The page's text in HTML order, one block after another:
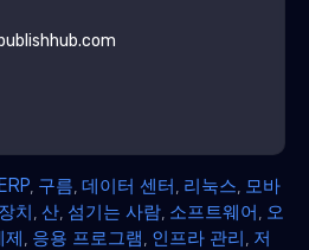
구름 데이터 센터 리눅스 모바
치 산 섬기는 사람 소프트웨어 오
제 응용 프로그램 인프라 관리 저